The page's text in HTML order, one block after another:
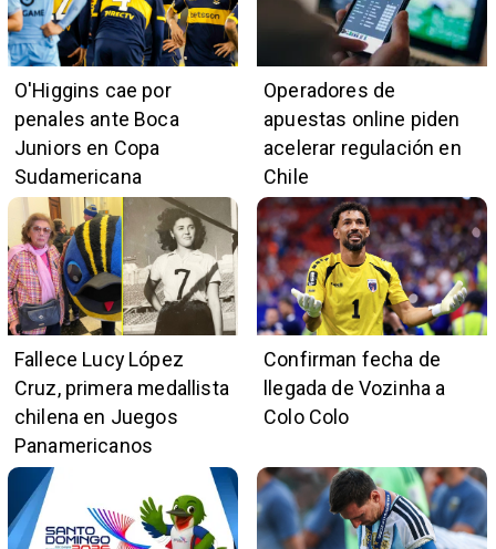
O'Higgins cae por
penales ante Boca
Juniors en Copa
Sudamericana
Operadores de
apuestas online piden
acelerar regulación en
Chile
Fallece Lucy López
Cruz, primera medallista
chilena en Juegos
Panamericanos
Confirman fecha de
llegada de Vozinha a
Colo Colo